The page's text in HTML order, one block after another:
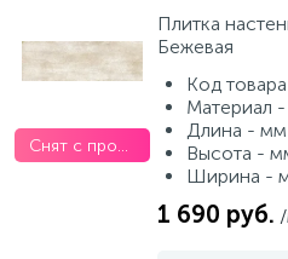
Снят с производства
Плитка
Бежевая
Код
Материал
Длина -
Высота -
Ширина -
1 690 руб.